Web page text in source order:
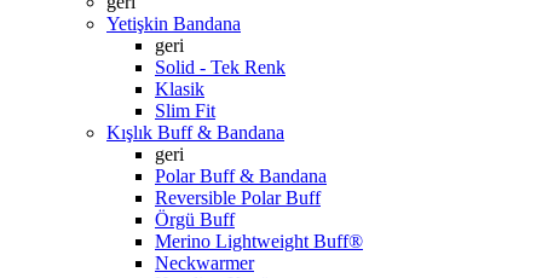
Yetişkin Bandana
geri
Solid - Tek Renk
Klasik
Slim Fit
Kışlık Buff & Bandana
geri
Polar Buff & Bandana
Reversible Polar Buff
Örgü Buff
Merino Lightweight Buff®
Neckwarmer